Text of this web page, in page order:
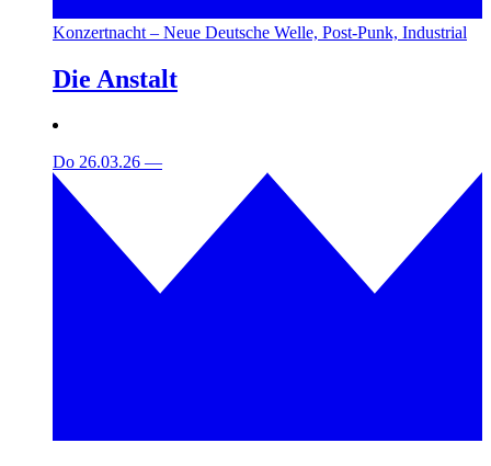
Konzertnacht – Neue Deutsche Welle, Post-Punk, Industrial
Die Anstalt
Do 26.03.26 —